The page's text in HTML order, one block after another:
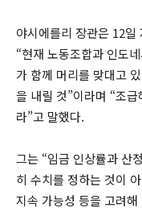
야시에를리 장관은 12
“현재 노동조합과 인도
가 함께 머리를 맞대고
을 내릴 것”이라며 “조
라”고 말했다.
그는 “임금 인상률과 산
히 수치를 정하는 것이
지속 가능성 등을 고려